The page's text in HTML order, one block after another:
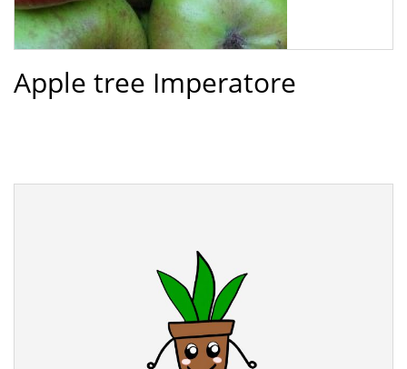
Apple tree Imperatore